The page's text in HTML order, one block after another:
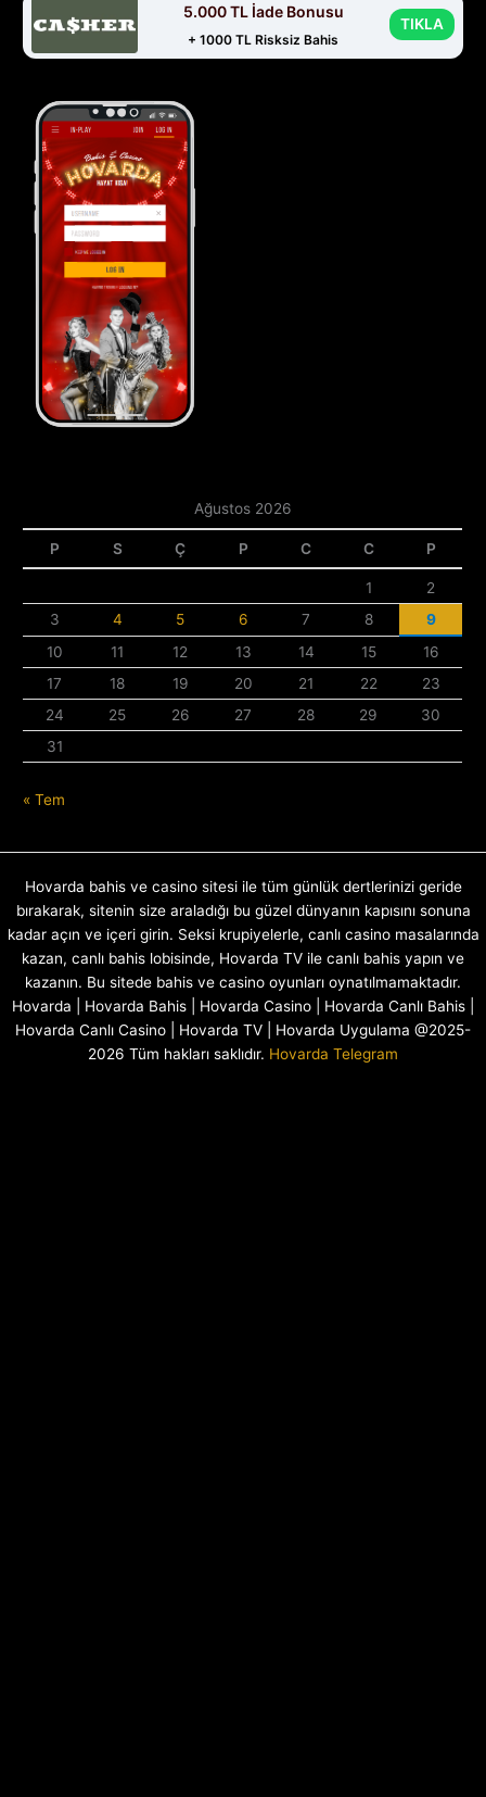
5.000 TL İade Bonusu
+ 1000 TL Risksiz Bahis
TIKLA
Ağustos 2026
P S Ç P C C P
1
2
3
4 5 6 7 8
9
10
11 12 13 14 15
16
17
18 19 20 21 22
23
24
25 26 27 28 29
30
31
« Tem
Hovarda bahis ve casino sitesi ile tüm günlük dertlerinizi geride
bırakarak, sitenin size araladığı bu güzel dünyanın kapısını sonuna
kadar açın ve içeri girin. Seksi krupiyelerle, canlı casino masalarında
kazan, canlı bahis lobisinde, Hovarda TV ile canlı bahis yapın ve
kazanın. Bu sitede bahis ve casino oyunları oynatılmamaktadır.
Hovarda | Hovarda Bahis | Hovarda Casino | Hovarda Canlı Bahis |
Hovarda Canlı Casino | Hovarda TV | Hovarda Uygulama @2025-
2026 Tüm hakları saklıdır. Hovarda Telegram